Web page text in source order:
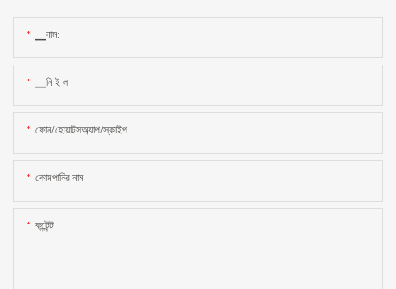
▁নাম:
▁নি ই ল
ফোন/হোয়াটসঅ্যাপ/স্কাইপ
কোমপানির নাম
কন্টেন্ট